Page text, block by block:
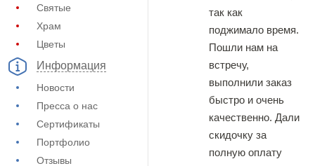
Святые
Храм
Цветы
Информация
Новости
Пресса о нас
Сертификаты
Портфолио
Отзывы
так как
поджимало время.
Пошли нам на
встречу,
выполнили заказ
быстро и очень
качественно. Дали
скидочку за
полную оплату